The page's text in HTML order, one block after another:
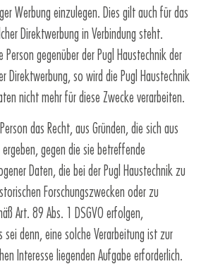
Werbung einzulegen. Dies gilt auch für das
Direktwerbung in Verbindung steht.
gegenüber der Pugl Haustechnik der
Direktwerbung, so wird die Pugl Haustechnik
nicht mehr für diese Zwecke verarbeiten.
das Recht, aus Gründen, die sich aus
gegen die sie betreffende
Daten, die bei der Pugl Haustechnik zu
Forschungszwecken oder zu
Art. 89 Abs. 1 DSGVO erfolgen,
sei denn, eine solche Verarbeitung ist zur
Interesse liegenden Aufgabe erforderlich.